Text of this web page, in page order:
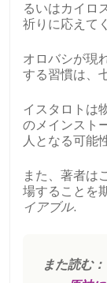
るいはカイロ
祈りに応えて
オロバシが現
する習慣は、
イスタロトは
のメインスト
人となる可能
また、著者は
場することを
イアブル.
また読む：